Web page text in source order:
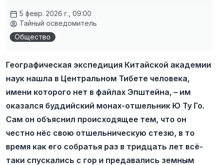
5 февр. 2026 г., 09:00
Тайный осведомитель
Общество
Географическая экспедиция Китайской академии
наук нашла в Центральном Тибете человека,
имени которого нет в файлах Эпштейна, – им
оказался буддийский монах-отшельник Ю Ту Го.
Сам он объяснил происходящее тем, что он
честно нёс свою отшельническую стезю, в то
время как его собратья раз в тридцать лет всё-
таки спускались с гор и предавались земным